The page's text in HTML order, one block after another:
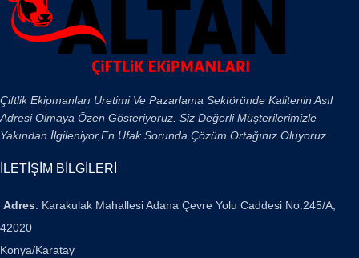
Çiftlik Ekipmanları Üretimi Ve Pazarlama Sektöründe Kalitenin Asıl
Adresi Olmaya Özen Gösteriyoruz. Siz Değerli Müşterilerimizle
Yakından İlgileniyor,En Ufak Sorunda Çözüm Ortağınız Oluyoruz.
İLETİŞİM BİLGİLERİ
Adres: Karakulak Mahallesi Adana Çevre Yolu Caddesi No:245/A,
42020
Konya/Karatay